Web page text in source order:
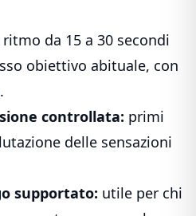
ritmo da 15 a 30 secondi
obiettivo abituale, con
controllata: primi
delle sensazioni
supportato: utile per chi